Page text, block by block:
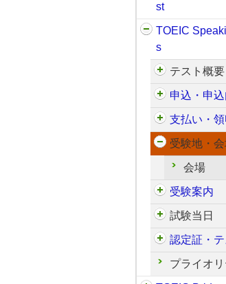
st
TOEIC
s
テスト概
申込・申
支払い・
受験地・
会場
受験案内
試験当日
認定証・
プライオ